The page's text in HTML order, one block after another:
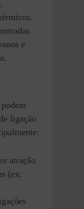
e
ligação
atração
(ex: